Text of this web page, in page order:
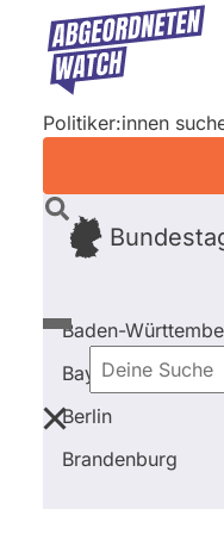
Direkt
Inhalt
Politiker:innen
Baden-
Bayern
Berlin
Brandenburg
Deine
Suche
Startseite